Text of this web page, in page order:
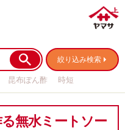
絞り込み検索
昆布ぽん酢
時短
無水ミートソー